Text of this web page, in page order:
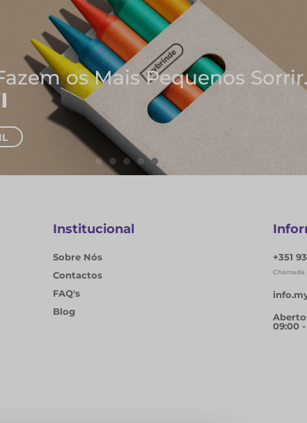
Onde Nascem As Melhores
Cadernos e Blocos de Notas
EXPLORAR CADERNOS
Institucional
Sobre Nós
Contactos
FAQ's
Blog
+351
09:00 -